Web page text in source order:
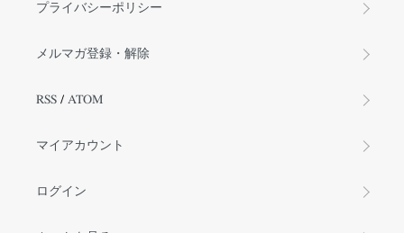
プライバシーポリシー
メルマガ登録・解除
RSS / ATOM
マイアカウント
ログイン